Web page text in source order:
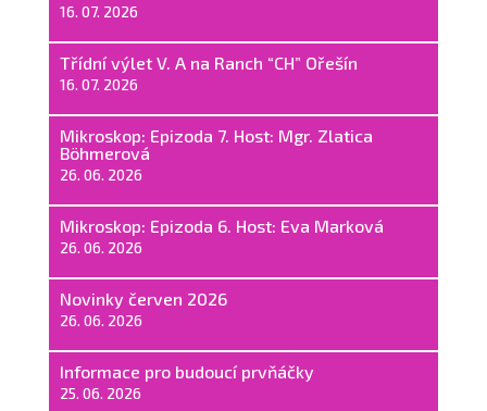
16. 07. 2026
Třídní výlet V. A na Ranch “CH” Ořešín
16. 07. 2026
Mikroskop: Epizoda 7. Host: Mgr. Zlatica
Böhmerová
26. 06. 2026
Mikroskop: Epizoda 6. Host: Eva Marková
26. 06. 2026
Novinky červen 2026
26. 06. 2026
Informace pro budoucí prvňáčky
25. 06. 2026